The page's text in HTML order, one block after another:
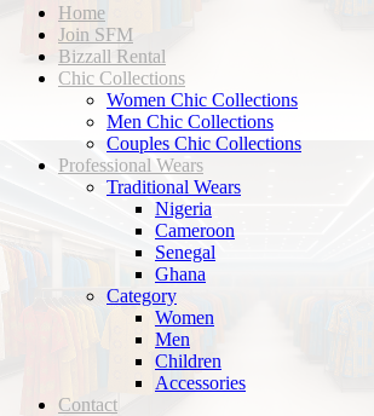
Home
Join SFM
Bizzall Rental
Chic Collections
Women Chic Collections
Men Chic Collections
Couples Chic Collections
Professional Wears
Traditional Wears
Nigeria
Cameroon
Senegal
Ghana
Category
Women
Men
Children
Accessories
Contact